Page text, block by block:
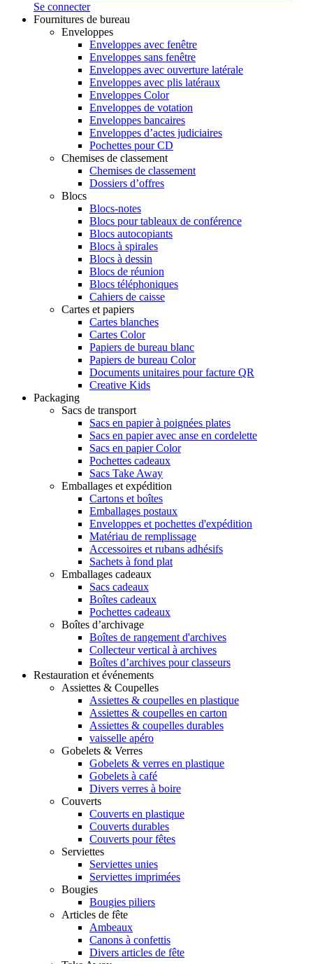
Se connecter
Fournitures de bureau
Enveloppes
Enveloppes avec fenêtre
Enveloppes sans fenêtre
Enveloppes avec ouverture latérale
Enveloppes avec plis latéraux
Enveloppes Color
Enveloppes de votation
Enveloppes bancaires
Enveloppes d’actes judiciaires
Pochettes pour CD
Chemises de classement
Chemises de classement
Dossiers d’offres
Blocs
Blocs-notes
Blocs pour tableaux de conférence
Blocs autocopiants
Blocs à spirales
Blocs à dessin
Blocs de réunion
Blocs téléphoniques
Cahiers de caisse
Cartes et papiers
Cartes blanches
Cartes Color
Papiers de bureau blanc
Papiers de bureau Color
Documents unitaires pour facture QR
Creative Kids
Packaging
Sacs de transport
Sacs en papier à poignées plates
Sacs en papier avec anse en cordelette
Sacs en papier Color
Pochettes cadeaux
Sacs Take Away
Emballages et expédition
Cartons et boîtes
Emballages postaux
Enveloppes et pochettes d'expédition
Matériau de remplissage
Accessoires et rubans adhésifs
Sachets à fond plat
Emballages cadeaux
Sacs cadeaux
Boîtes cadeaux
Pochettes cadeaux
Boîtes d’archivage
Boîtes de rangement d'archives
Collecteur vertical à archives
Boîtes d’archives pour classeurs
Restauration et événements
Assiettes & Coupelles
Assiettes & coupelles en plastique
Assiettes & coupelles en carton
Assiettes & coupelles durables
vaisselle apéro
Gobelets & Verres
Gobelets & verres en plastique
Gobelets à café
Divers verres à boire
Couverts
Couverts en plastique
Couverts durables
Couverts pour fêtes
Serviettes
Serviettes unies
Serviettes imprimées
Bougies
Bougies piliers
Articles de fête
Ambeaux
Canons à confettis
Divers articles de fête